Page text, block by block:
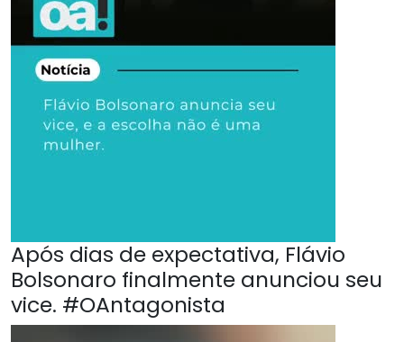
Após dias de expectativa, Flávio
Bolsonaro finalmente anunciou seu
vice. #OAntagonista